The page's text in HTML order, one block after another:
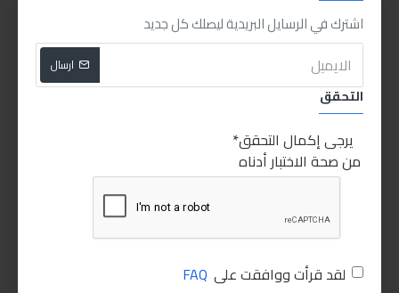
اشترك في الرسايل البريدية ليصلك كل جديد
ارسال
التحقق
يرجى إكمال التحقق
من صحة الاختبار أدناه
لقد قرأت ووافقت على FAQ
Mannol
مانول زيت فتيس AG52 1لتر
MN8214-1ME
اشتري الان
غير متوفر